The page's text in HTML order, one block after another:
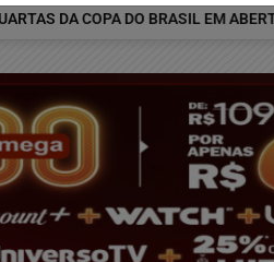
COPA DO BRASIL EM ABERTO